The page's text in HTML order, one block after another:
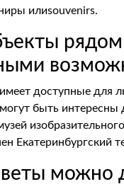
илиsouvenirs.
доступные для
быть
Екатеринбургский
можно